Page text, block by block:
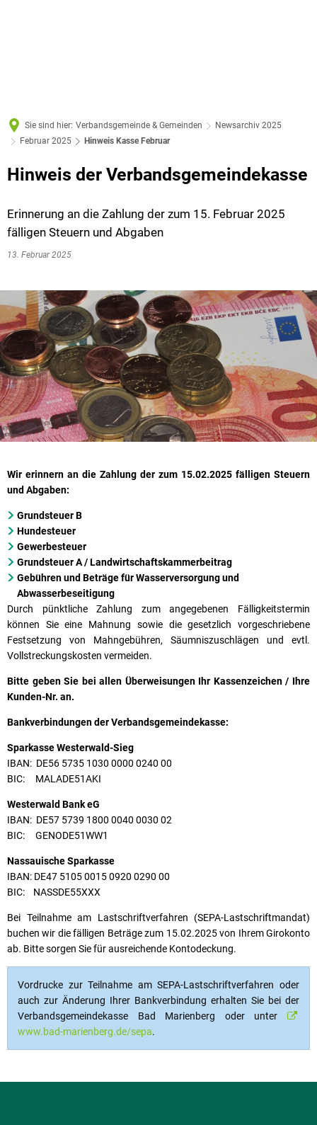
Sie sind hier: Verbandsgemeinde & Gemeinden
Newsarchiv 2025
Februar 2025
Hinweis Kasse Februar
Hinweis der Verbandsgemeindekasse
Erinnerung an die Zahlung der zum 15. Februar 2025
fälligen Steuern und Abgaben
13. Februar 2025
Wir erinnern an die Zahlung der zum 15.02.2025 fälligen Steuern
und Abgaben:
Grundsteuer B
Hundesteuer
Gewerbesteuer
Grundsteuer A / Landwirtschaftskammerbeitrag
Gebühren und Beträge für Wasserversorgung und
Abwasserbeseitigung
Durch pünktliche Zahlung zum angegebenen Fälligkeitstermin
können Sie eine Mahnung sowie die gesetzlich vorgeschriebene
Festsetzung von Mahngebühren, Säumniszuschlägen und evtl.
Vollstreckungskosten vermeiden.
Bitte geben Sie bei allen Überweisungen Ihr Kassenzeichen / Ihre
Kunden-Nr. an.
Bankverbindungen der Verbandsgemeindekasse:
Sparkasse Westerwald-Sieg
IBAN: DE56 5735 1030 0000 0240 00
BIC: MALADE51AKI
Westerwald Bank eG
IBAN: DE57 5739 1800 0040 0030 02
BIC: GENODE51WW1
Nassauische Sparkasse
IBAN: DE47 5105 0015 0920 0290 00
BIC: NASSDE55XXX
Bei Teilnahme am Lastschriftverfahren (SEPA-Lastschriftmandat)
buchen wir die fälligen Beträge zum 15.02.2025 von Ihrem Girokonto
ab. Bitte sorgen Sie für ausreichende Kontodeckung.
Vordrucke zur Teilnahme am SEPA-Lastschriftverfahren oder
auch zur Änderung Ihrer Bankverbindung erhalten Sie bei der
Verbandsgemeindekasse Bad Marienberg oder unter
www.bad-marienberg.de/sepa.